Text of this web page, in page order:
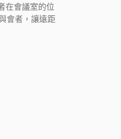
在會議室的位
會者，讓遠距